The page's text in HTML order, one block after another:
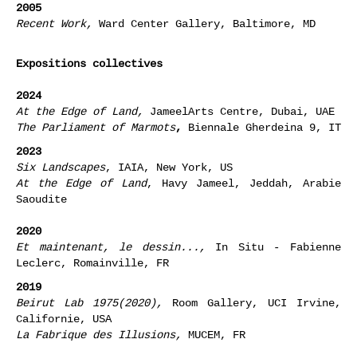
2005
Recent Work, Ward Center Gallery, Baltimore, MD
Expositions collectives
2024
At the Edge of Land, JameelArts Centre, Dubai, UAE
The Parliament of Marmots, Biennale Gherdeina 9, IT
2023
Six Landscapes, IAIA, New York, US
At the Edge of Land, Havy Jameel, Jeddah, Arabie
Saoudite
2020
Et maintenant, le dessin...,
In Situ - Fabienne
Leclerc, Romainville, FR
2019
Beirut Lab 1975(2020), Room Gallery, UCI Irvine,
Californie, USA
La Fabrique des Illusions, MUCEM, FR